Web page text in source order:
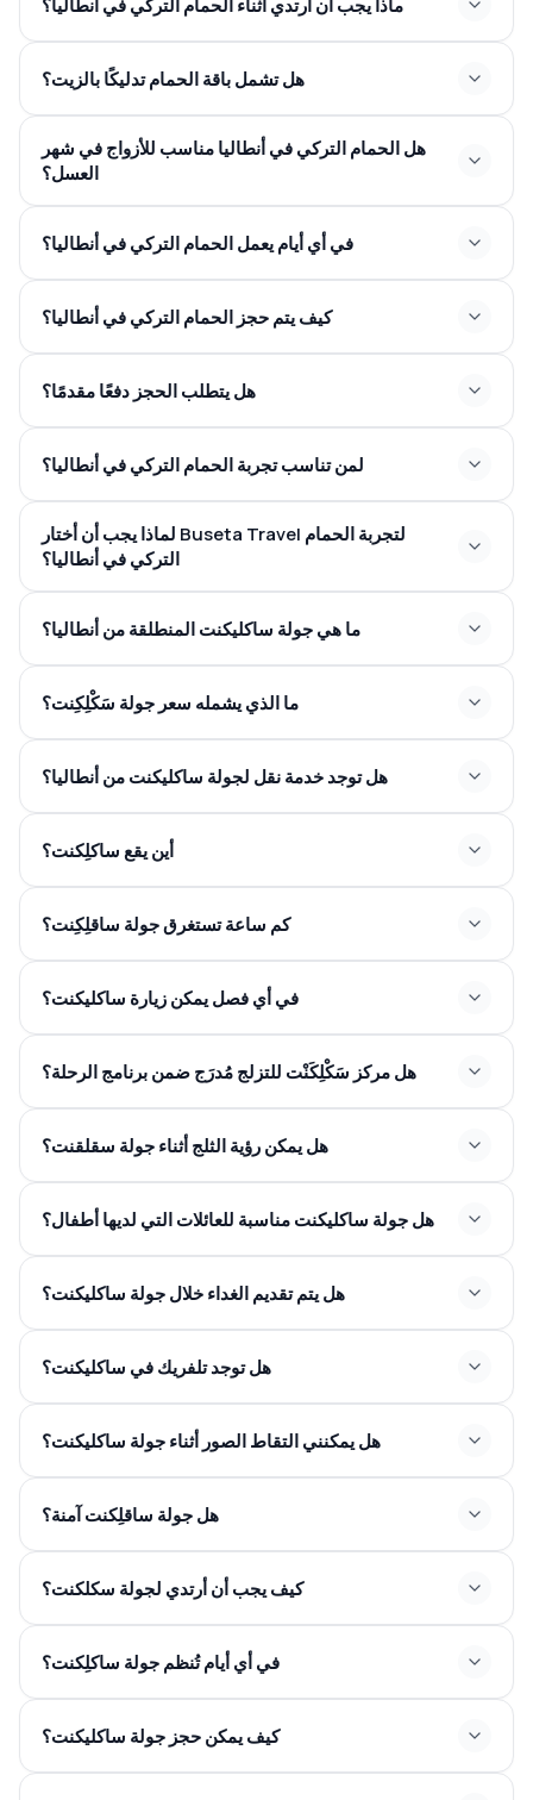
هل تشمل باقة الحمام تدليكًا بالزيت؟
هل الحمام التركي في أنطاليا مناسب للأزواج في شهر
العسل؟
في أي أيام يعمل الحمام التركي في أنطاليا؟
كيف يتم حجز الحمام التركي في أنطاليا؟
هل يتطلب الحجز دفعًا مقدمًا؟
لمن تناسب تجربة الحمام التركي في أنطاليا؟
لماذا يجب أن أختار Buseta Travel لتجربة الحمام
التركي في أنطاليا؟
ما هي جولة ساكليكنت المنطلقة من أنطاليا؟
ما الذي يشمله سعر جولة سَكْلِكِنت؟
هل توجد خدمة نقل لجولة ساكليكنت من أنطاليا؟
أين يقع ساكلِكنت؟
كم ساعة تستغرق جولة ساقلِكِنت؟
في أي فصل يمكن زيارة ساکلیکنت؟
هل مركز سَكْلِكَنْت للتزلج مُدرَج ضمن برنامج الرحلة؟
هل يمكن رؤية الثلج أثناء جولة سقلقنت؟
هل جولة ساکلیکنت مناسبة للعائلات التي لديها أطفال؟
هل يتم تقديم الغداء خلال جولة ساكليكنت؟
هل توجد تلفريك في ساكليكنت؟
هل يمكنني التقاط الصور أثناء جولة ساكليكنت؟
هل جولة ساقلِكنت آمنة؟
كيف يجب أن أرتدي لجولة سكلكنت؟
في أي أيام تُنظم جولة ساكلِكنت؟
كيف يمكن حجز جولة ساكليكنت؟